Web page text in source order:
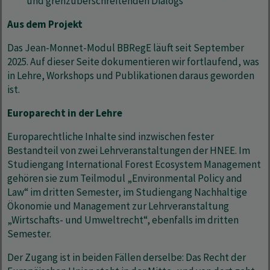
Aus dem Projekt
Das Jean-Monnet-Modul BBRegE läuft seit September
2025. Auf dieser Seite dokumentieren wir fortlaufend, was
in Lehre, Workshops und Publikationen daraus geworden
ist.
Europarecht in der Lehre
Europarechtliche Inhalte sind inzwischen fester
Bestandteil von zwei Lehrveranstaltungen der HNEE. Im
Studiengang International Forest Ecosystem Management
gehören sie zum Teilmodul „Environmental Policy and
Law“ im dritten Semester, im Studiengang Nachhaltige
Ökonomie und Management zur Lehrveranstaltung
„Wirtschafts- und Umweltrecht“, ebenfalls im dritten
Semester.
Der Zugang ist in beiden Fällen derselbe: Das Recht der